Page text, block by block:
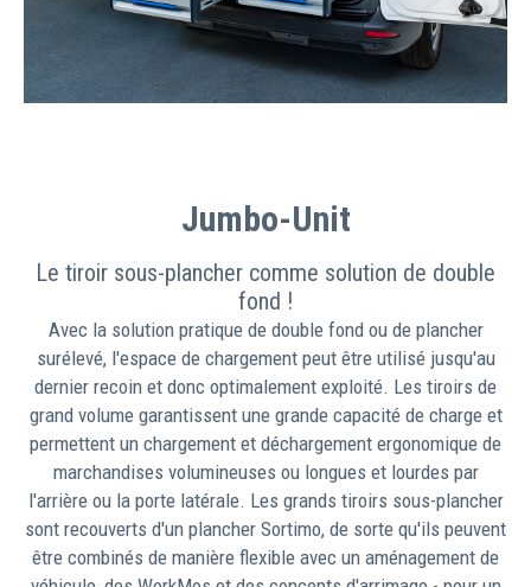
Jumbo-Unit
Le tiroir sous-plancher comme solution de double
fond !
Avec la solution pratique de double fond ou de plancher
surélevé, l'espace de chargement peut être utilisé jusqu'au
dernier recoin et donc optimalement exploité. Les tiroirs de
grand volume garantissent une grande capacité de charge et
permettent un chargement et déchargement ergonomique de
marchandises volumineuses ou longues et lourdes par
l'arrière ou la porte latérale. Les grands tiroirs sous-plancher
sont recouverts d'un plancher Sortimo, de sorte qu'ils peuvent
être combinés de manière flexible avec un aménagement de